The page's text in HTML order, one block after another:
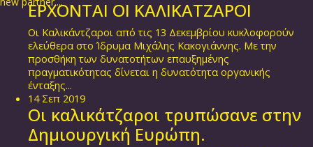
ΕΡΧΟΝΤΑΙ ΟΙ ΚΑΛΙΚΑΤΖΑΡΟΙ
Οι Καλικάντζαροι από τις 13 Δεκεμβρίου κυκλοφορούν
ελεύθερα στο Ίδρυμα Μιχάλης Κακογιάννης. Με την
προσθήκη των δυνατοτήτων επαυξημένης
πραγματικότητας δίνεται η δυνατότητα οργανικής
ένταξης...
14 Σεπ 2019
Οι καλικάτζαροι τρυπώσανε στην
Δημιουργική Ευρώπη.